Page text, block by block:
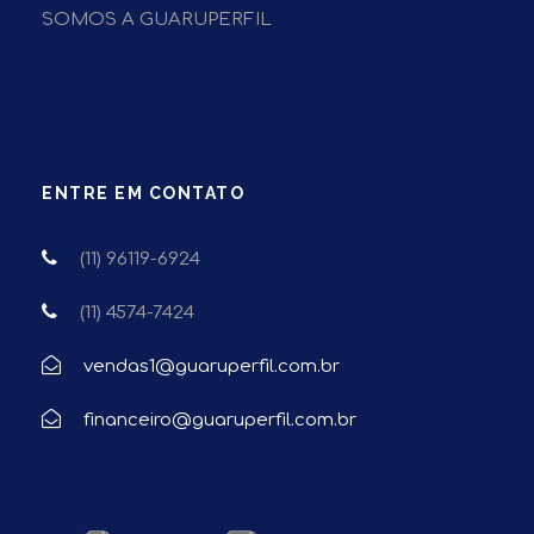
SOMOS A GUARUPERFIL
ENTRE EM CONTATO
(11) 96119-6924
(11) 4574-7424
vendas1@guaruperfil.com.br
financeiro@guaruperfil.com.br